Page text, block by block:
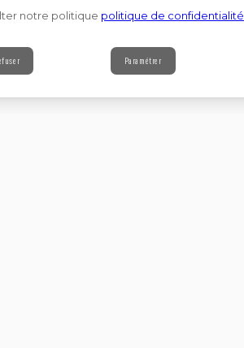
notre politique politique de confidentialité
Paramétrer